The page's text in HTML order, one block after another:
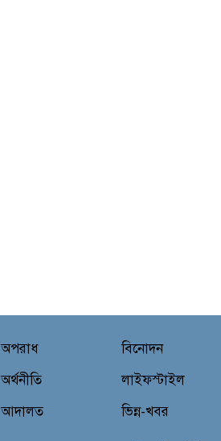
অপরাধ
অর্থনীতি
আদালত
বিনোদন
লাইফস্টাইল
ভিন্ন-খবর